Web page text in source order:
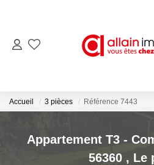
Accueil 3 pièces Référence 7443
Appartement T3 -
56360 , Le